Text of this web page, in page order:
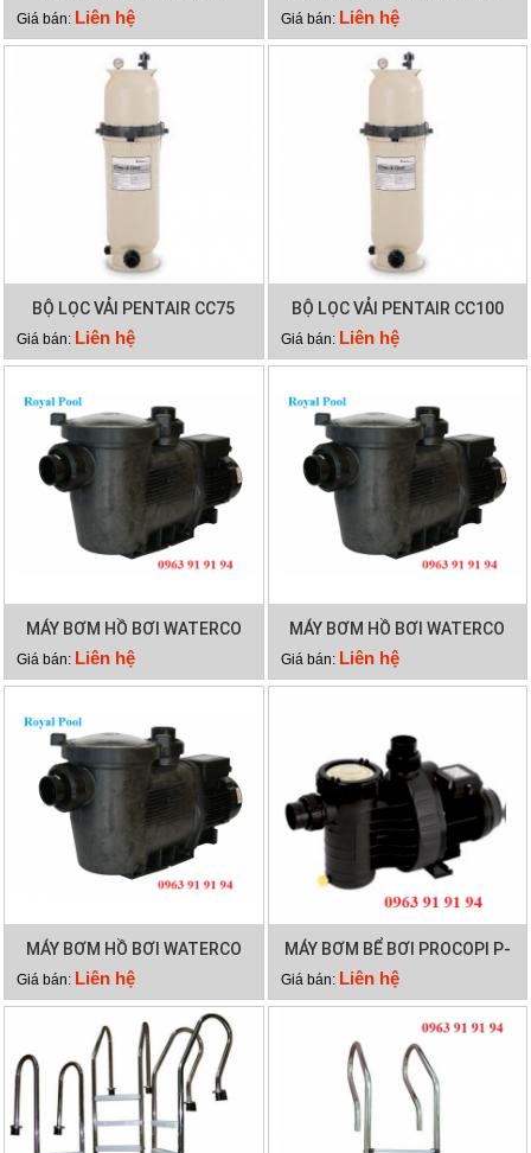
EMAUX CTRL7-PH
Giá bán: Liên hệ Giá bán: Liên hệ
BỘ LỌC VẢI PENTAIR CC75
Giá bán: Liên hệ
BỘ LỌC VẢI PENTAIR CC100
Giá bán: Liên hệ
MÁY BƠM HỒ BƠI WATERCO
HYDROSTAR 200
Giá bán: Liên hệ
MÁY BƠM HỒ BƠI WATERCO
HYDROSTAR 250
Giá bán: Liên hệ
MÁY BƠM HỒ BƠI WATERCO
HYDROSTAR 300
Giá bán: Liên hệ
MÁY BƠM BỂ BƠI PROCOPI P-
AP 0.95HP
Giá bán: Liên hệ